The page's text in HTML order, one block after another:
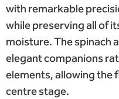
with remarkable
while preserving all of
moisture. The spinach
elegant companions
elements, allowing the
centre stage.